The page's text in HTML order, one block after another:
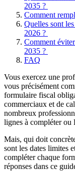
2035 ?
Comment
Quelles sont
2026 ?
Comment
2035 ?
FAQ
Vous exercez une
vous précisément
formulaire fiscal
commerciaux et de
nombreux
lignes à compléter ou
Mais, qui doit
sont les dates limites
compléter chaque
réponses dans ce